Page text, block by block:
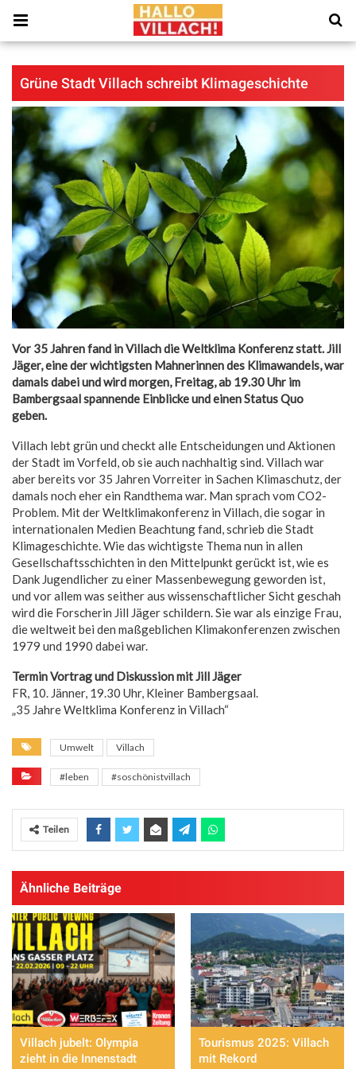
Grüne Stadt Villach schreibt Klimageschichte
Vor 35 Jahren fand in Villach die Weltklima Konferenz statt. Jill
Jäger, eine der wichtigsten Mahnerinnen des Klimawandels, war
damals dabei und wird morgen, Freitag, ab 19.30 Uhr im
Bambergsaal spannende Einblicke und einen Status Quo
geben.
Villach lebt grün und checkt alle Entscheidungen und Aktionen
der Stadt im Vorfeld, ob sie auch nachhaltig sind. Villach war
aber bereits vor 35 Jahren Vorreiter in Sachen Klimaschutz, der
damals noch eher ein Randthema war. Man sprach vom CO2-
Problem. Mit der Weltklimakonferenz in Villach, die sogar in
internationalen Medien Beachtung fand, schrieb die Stadt
Klimageschichte. Wie das wichtigste Thema nun in allen
Gesellschaftsschichten in den Mittelpunkt gerückt ist, wie es
Dank Jugendlicher zu einer Massenbewegung geworden ist,
und vor allem was seither aus wissenschaftlicher Sicht geschah
wird die Forscherin Jill Jäger schildern. Sie war als einzige Frau,
die weltweit bei den maßgeblichen Klimakonferenzen zwischen
1979 und 1990 dabei war.
TerminVortrag und Diskussion mit Jill Jäger
FR, 10. Jänner, 19.30 Uhr, Kleiner Bambergsaal.
„35 Jahre Weltklima Konferenz in Villach“
Umwelt Villach
#leben #soschönistvillach
Teilen
Ähnliche Beiträge
Villach jubelt: Olympia
zieht in die Innenstadt
Tourismus 2025: Villach
mit Rekord